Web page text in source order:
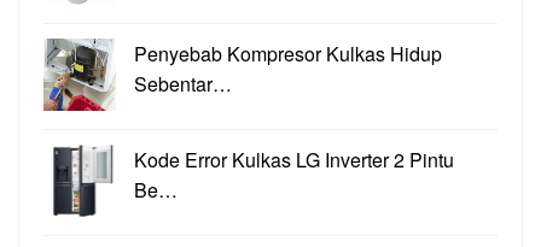
Penyebab Kompresor Kulkas Hidup
Sebentar…
Kode Error Kulkas LG Inverter 2 Pintu
Be…